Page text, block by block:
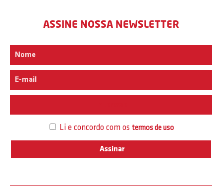
ASSINE NOSSA NEWSLETTER
Li e concordo com os termos de uso